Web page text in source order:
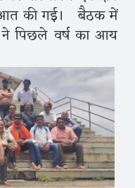
की गई। बैठक में
ने पिछले वर्ष का आय